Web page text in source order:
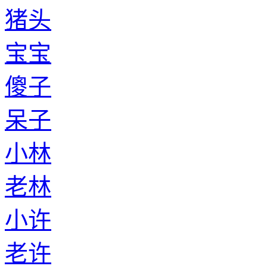
猪头
宝宝
傻子
呆子
小林
老林
小许
老许